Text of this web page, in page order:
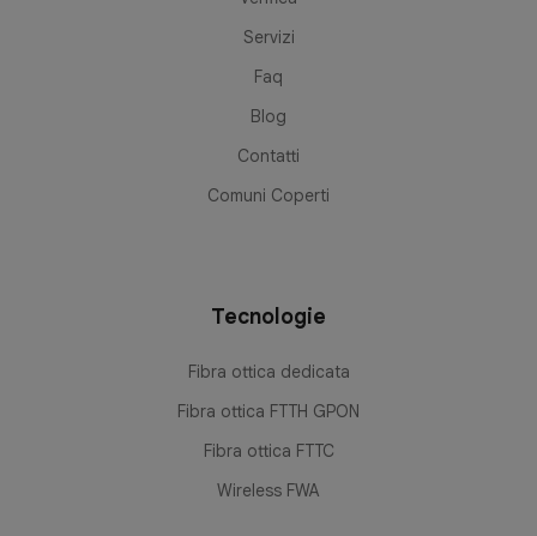
Servizi
Faq
Blog
Contatti
Comuni Coperti
Tecnologie
Fibra ottica dedicata
Fibra ottica FTTH GPON
Fibra ottica FTTC
Wireless FWA